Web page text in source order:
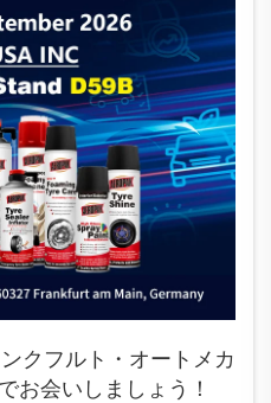
クフルト・オートメカ
お会いしましょう！